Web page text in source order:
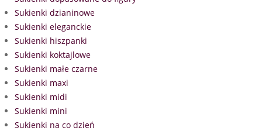
Sukienki dzianinowe
Sukienki eleganckie
Sukienki hiszpanki
Sukienki koktajlowe
Sukienki małe czarne
Sukienki maxi
Sukienki midi
Sukienki mini
Sukienki na co dzień